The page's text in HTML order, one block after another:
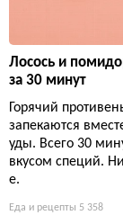
Лосось и
за 30 минут
Горячий
запекаются
уды. Всего 30
вкусом специй.
е.
Еда и рецепты 5 358